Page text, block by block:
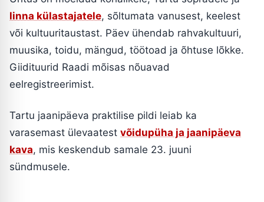
linna külastajatele, sõltumata vanusest, keelest
või kultuuritaustast. Päev ühendab rahvakultuuri,
muusika, toidu, mängud, töötoad ja õhtuse lõkke.
Giidituurid Raadi mõisas nõuavad
eelregistreerimist.
Tartu jaanipäeva praktilise pildi leiab ka
varasemast ülevaatest võidupüha ja jaanipäeva
kava, mis keskendub samale 23. juuni
sündmusele.